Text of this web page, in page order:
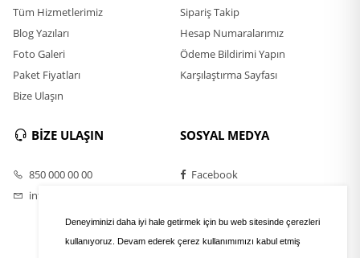
Deneyiminizi daha iyi hale getirmek için bu web sitesinde çerezleri
kullanıyoruz. Devam ederek çerez kullanımımızı kabul etmiş
Tüm Hizmetlerimiz
Blog Yazıları
Foto Galeri
Paket Fiyatları
Bize Ulaşın
Sipariş Takip
Hesap Numaralarımız
Ödeme Bildirimi Yapın
Karşılaştırma Sayfası
BİZE ULAŞIN
850 000 00 00
info@eposta.com
SOSYAL MEDYA
Facebook
Instagram
Youtube